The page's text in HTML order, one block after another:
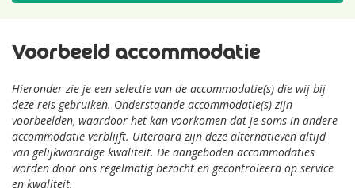
Voorbeeld accommodatie
Hieronder zie je een selectie van de accommodatie(s) die wij bij
deze reis gebruiken. Onderstaande accommodatie(s) zijn
voorbeelden, waardoor het kan voorkomen dat je soms in andere
accommodatie verblijft. Uiteraard zijn deze alternatieven altijd
van gelijkwaardige kwaliteit. De aangeboden accommodaties
worden door ons regelmatig bezocht en gecontroleerd op service
en kwaliteit.